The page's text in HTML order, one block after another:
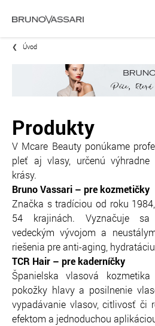
Úvod
Produkty
V Mcare Beauty ponúkame
pleť aj vlasy, určenú
krásy.
Bruno Vassari – pre kozmetičky
Značka s tradíciou od roku
54 krajinách. Vyznačuje sa
vedeckým vývojom a
riešenia pre anti-aging,
TCR Hair – pre kaderníčky
Španielska vlasová
pokožky hlavy a posilnenie
vypadávanie vlasov, citlivosť či
efektom a jednoduchou